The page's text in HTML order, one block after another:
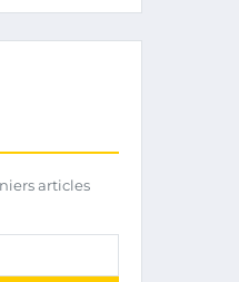
articles